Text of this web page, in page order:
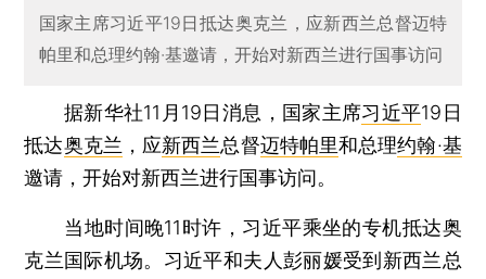
国家主席习近平19日抵达奥克兰，应新西兰总督迈特
帕里和总理约翰·基邀请，开始对新西兰进行国事访问
据新华社11月19日消息，国家主席习近平19日
抵达奥克兰 ，应新西兰总督迈特帕里和总理约翰·基
邀请，开始对新西兰进行国事访问。
当地时间晚11时许，习近平乘坐的专机抵达奥
克兰国际机场。习近平和夫人彭丽媛受到新西兰总